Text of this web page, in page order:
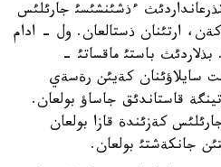
ءذشئنشئسئ جارئلئس
ارتئنان ذستالعان. ول - ادام
باستئ ماقساتئ -
سايلاؤئنان كةيئن رةسةي
قاستاندئق جاساؤ بولعان.
كةزئندة قازا بولعان
جانكةشتئ بولعان.